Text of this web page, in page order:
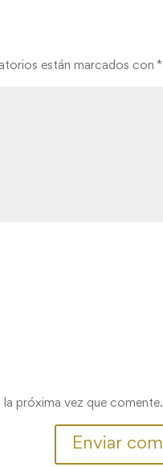
están marcados con *
próxima vez que comente.